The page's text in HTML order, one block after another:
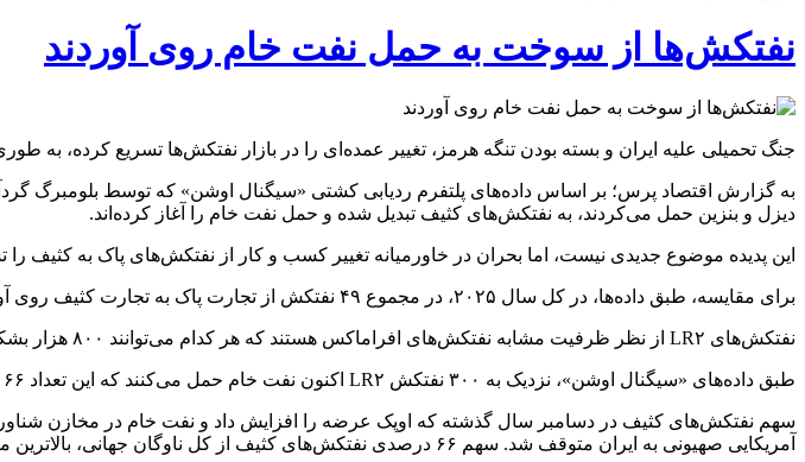
نفتکش‌ها از سوخت به حمل نفت خام روی ‌آوردند
جنگ تحمیلی علیه ایران و بسته بودن تنگه هرمز، تغییر عمده‌ای را در بازار نفتکش‌ها تسریع کرده،
دیزل و بنزین حمل می‌کردند، به نفتکش‌های کثیف تبدیل شده و حمل نفت خام را آغاز کرده‌اند.
این پدیده موضوع جدیدی نیست، اما بحران در خاورمیانه تغییر کسب و کار از نفتکش‌های پاک به کثیف
برای مقایسه، طبق داده‌ها، در کل سال ۲۰۲۵، در مجموع ۴۹ نفتکش از تجارت پاک به تجارت کثیف روی آوردند.
نفتکش‌های LR۲ از نظر ظرفیت مشابه نفتکش‌های افراماکس هستند که هر کدام می‌توانند ۸۰۰ هزار بشکه نفت خام حمل کنند.
طبق داده‌های «سیگنال اوشن»، نزدیک به ۳۰۰ نفتکش LR۲ اکنون نفت خام حمل می‌کنند که این تعداد ۶۶ درصد از کل ناوگان نفتکش‌های جهان را تشکیل می‌دهد.
آمریکایی صهیونی به ایران متوقف شد. سهم ۶۶ درصدی نفتکش‌های کثیف از کل ناوگان جهانی، بالاترین میزان در داده‌های «سیگنال اوشن» از سال ۲۰۱۹ به این طرف است.